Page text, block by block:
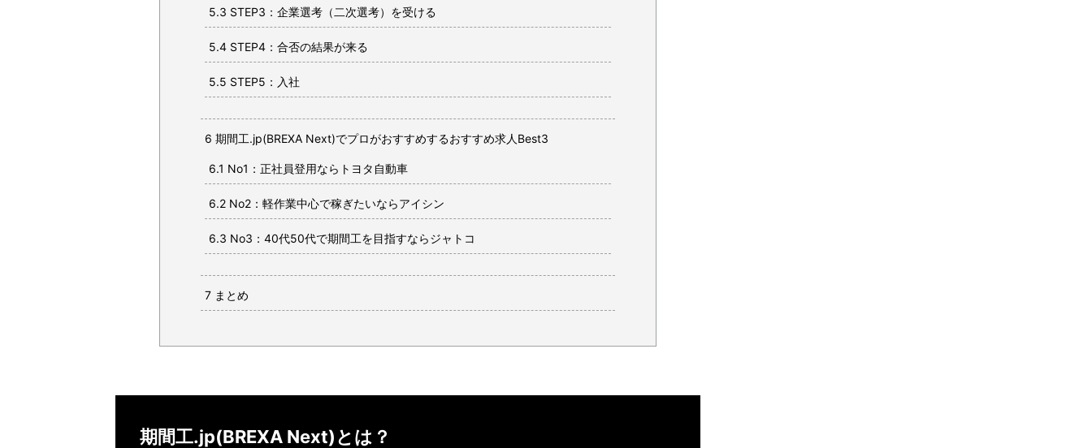
5.3 STEP3：企業選考（二次選考）を受ける
5.4 STEP4：合否の結果が来る
5.5 STEP5：入社
6 期間工.jp(BREXA Next)でプロがおすすめするおすすめ求人Best3
6.1 No1：正社員登用ならトヨタ自動車
6.2 No2：軽作業中心で稼ぎたいならアイシン
6.3 No3：40代50代で期間工を目指すならジャトコ
7 まとめ
期間工.jp(BREXA Next)とは？